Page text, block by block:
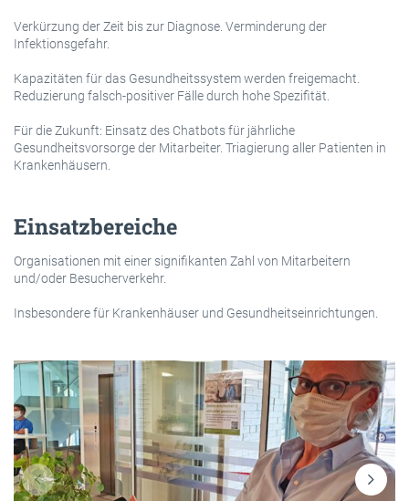
Verkürzung der Zeit bis zur Diagnose. Verminderung der
Infektionsgefahr.
Kapazitäten für das Gesundheitssystem werden freigemacht.
Reduzierung falsch-positiver Fälle durch hohe Spezifität.
Für die Zukunft: Einsatz des Chatbots für jährliche
Gesundheitsvorsorge der Mitarbeiter. Triagierung aller Patienten in
Krankenhäusern.
Einsatzbereiche
Organisationen mit einer signifikanten Zahl von Mitarbeitern
und/oder Besucherverkehr.
Insbesondere für Krankenhäuser und Gesundheitseinrichtungen.